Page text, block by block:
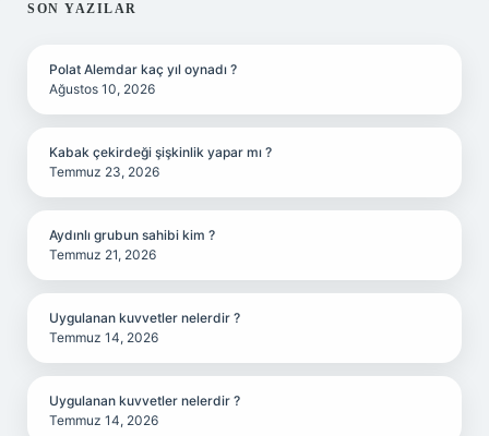
SIDEBAR
SON YAZILAR
Polat Alemdar kaç yıl oynadı ?
Ağustos 10, 2026
Kabak çekirdeği şişkinlik yapar mı ?
Temmuz 23, 2026
Aydınlı grubun sahibi kim ?
Temmuz 21, 2026
Uygulanan kuvvetler nelerdir ?
Temmuz 14, 2026
Uygulanan kuvvetler nelerdir ?
Temmuz 14, 2026